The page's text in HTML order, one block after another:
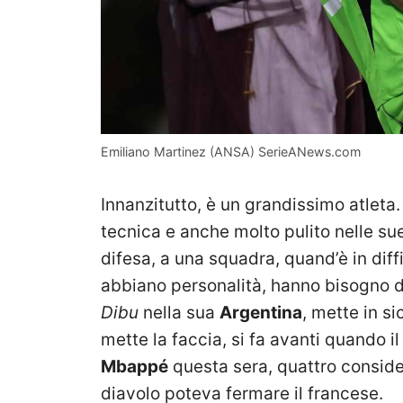
Emiliano Martinez (ANSA) SerieANews.com
Innanzitutto, è un grandissimo
tecnica e anche molto pulito nelle
difesa, a una squadra, quand’è in
abbiano personalità, hanno bisogno
Dibu nella sua Argentina, mette in
mette la faccia, si fa avanti quando
Mbappé questa sera, quattro
diavolo poteva fermare il francese.